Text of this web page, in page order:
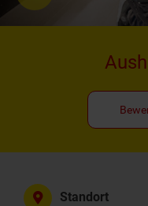
Standort